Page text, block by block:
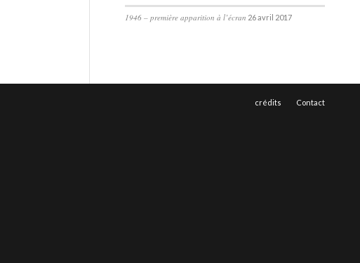
1946 – première apparition à l’écran 26 avril 2017
crédits Contact